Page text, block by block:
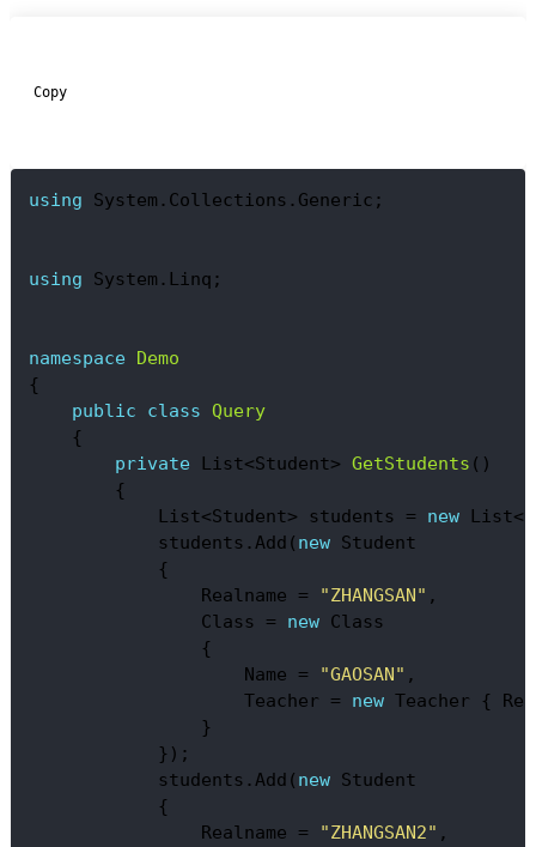
  Copy
using System.Collections.Generic;
using System.Linq;
namespace
Demo
{
public
class Query
    {
private List<Student> GetStudents ( )
        {
            List<Student> students =
new
            students.Add(
new Student
            {
                Realname =
"ZHANGSAN" ,
                Class =
new Class
                {
                    Name =
"GAOSAN" ,
                    Teacher =
new Teacher {
                }
            });
            students.Add(
new Student
            {
                Realname =
"ZHANGSAN2" ,